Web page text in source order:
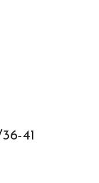
41